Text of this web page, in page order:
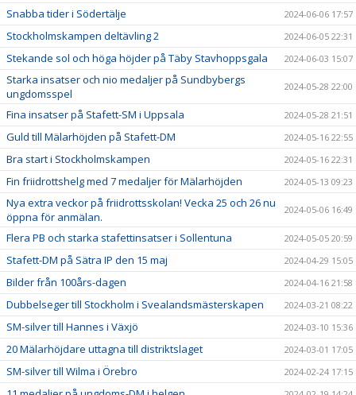
Snabba tider i Södertälje 2024-06-06 17:57
Stockholmskampen deltävling 2 2024-06-05 22:31
Stekande sol och höga höjder på Täby Stavhoppsgala 2024-06-03 15:07
Starka insatser och nio medaljer på Sundbybergs
ungdomsspel
2024-05-28 22:00
Fina insatser på Stafett-SM i Uppsala 2024-05-28 21:51
Guld till Mälarhöjden på Stafett-DM 2024-05-16 22:55
Bra start i Stockholmskampen 2024-05-16 22:31
Fin friidrottshelg med 7 medaljer för Mälarhöjden 2024-05-13 09:23
Nya extra veckor på friidrottsskolan! Vecka 25 och 26 nu
öppna för anmälan.
2024-05-06 16:49
Flera PB och starka stafettinsatser i Sollentuna 2024-05-05 20:59
Stafett-DM på Sätra IP den 15 maj 2024-04-29 15:05
Bilder från 100års-dagen 2024-04-16 21:58
Dubbelseger till Stockholm i Svealandsmästerskapen 2024-03-21 08:22
SM-silver till Hannes i Växjö 2024-03-10 15:36
20 Mälarhöjdare uttagna till distriktslaget 2024-03-01 17:05
SM-silver till Wilma i Örebro 2024-02-24 17:15